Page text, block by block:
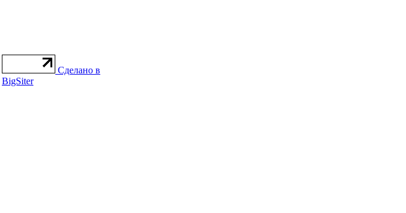
Сделано в
BigSiter